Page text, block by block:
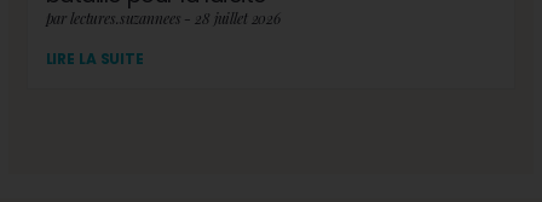
par lectures.suzannees - 28 juillet 2026
LIRE LA SUITE